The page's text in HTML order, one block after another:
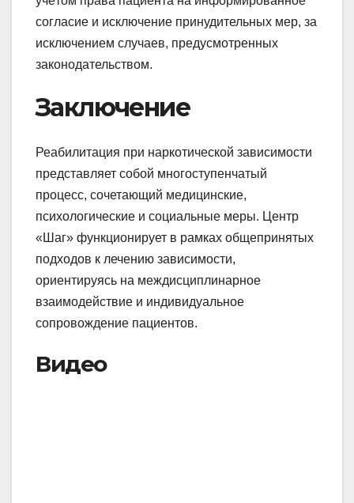
согласие и исключение принудительных мер, за
исключением случаев, предусмотренных
законодательством.
Заключение
Реабилитация при наркотической зависимости
представляет собой многоступенчатый
процесс, сочетающий медицинские,
психологические и социальные меры. Центр
«Шаг» функционирует в рамках общепринятых
подходов к лечению зависимости,
ориентируясь на междисциплинарное
взаимодействие и индивидуальное
сопровождение пациентов.
Видео